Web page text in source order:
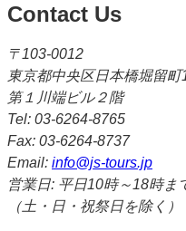
Contact Us
〒103-0012
東京都中央区日本橋堀留町
第１川端ビル２階
Tel: 03-6264-8765
Fax: 03-6264-8737
Email: info@js-tours.jp
営業日: 平日10時～18時ま
（土・日・祝祭日を除く）